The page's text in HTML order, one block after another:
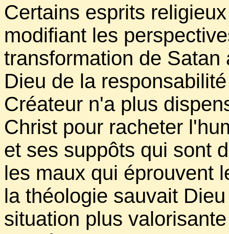
Certains esprits
modifiant les
transformation de
Dieu de la
Créateur n'a plus
Christ pour racheter
et ses suppôts qui sont
les maux qui éprouvent
la théologie sauvait
situation plus